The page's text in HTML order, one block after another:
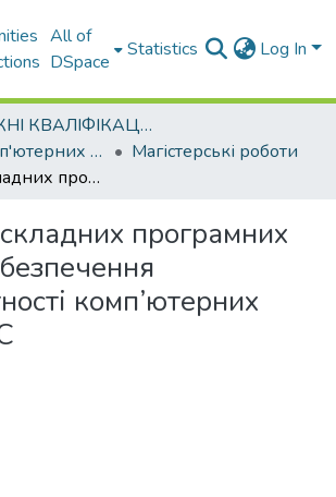
All of
DSpace
Statistics Log In
ВИПУСКНІ КВАЛІФІКАЦІЙНІ РОБОТИ
Кафедра комп'ютерних наук і інформаційних систем
Магістерські роботи
Інженерія складних програмних систем. Забезпечення працездатності комп’ютерних мереж АКС
програмних
комп’ютерних